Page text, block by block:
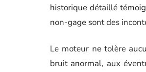
historique détaillé
non-gage sont des
Le moteur ne tolère
bruit anormal, aux